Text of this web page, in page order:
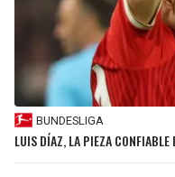
BUNDESLIGA
LUIS DÍAZ, LA PIEZA CONFIABLE